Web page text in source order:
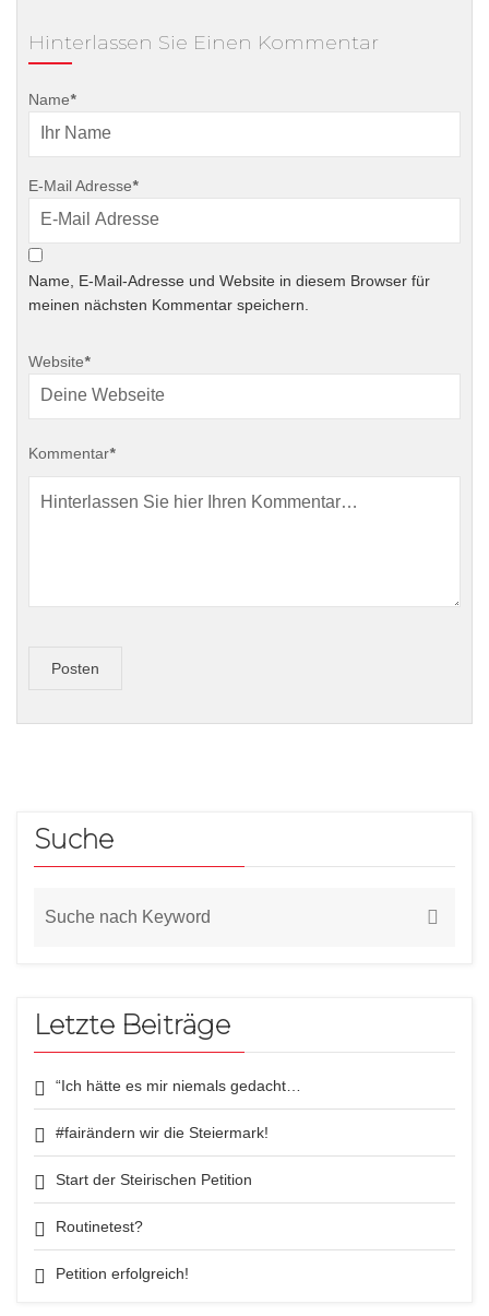
Hinterlassen Sie Einen Kommentar
Name*
E-Mail Adresse*
Name, E-Mail-Adresse und Website in diesem Browser für
meinen nächsten Kommentar speichern.
Website*
Kommentar*
Posten
Suche
Letzte Beiträge
“Ich hätte es mir niemals gedacht…
#fairändern wir die Steiermark!
Start der Steirischen Petition
Routinetest?
Petition erfolgreich!